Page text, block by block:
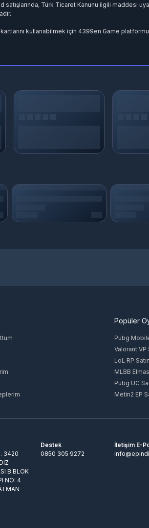
Türk Ticaret Kanunu ilgili maddesi
kullanabilmek için 4399en Game
Popüler
Pubg
Valorant VP
LoL RP
MLBB
Pubg UC
Metin2 EP
3420
B BLOK
NO: 4
Destek
0850 305 9272
İletişim E-